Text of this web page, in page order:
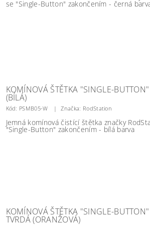
se "Single-Button" zakončením - černá
KOMÍNOVÁ ŠTĚTKA "SINGLE-
(BÍLÁ)
Kód: PSMB05-W Značka: RodStation
Jemná komínová čistící štětka značky
"Single-Button" zakončením - bílá barva
KOMÍNOVÁ ŠTĚTKA "SINGLE-
TVRDÁ (ORANŽOVÁ)